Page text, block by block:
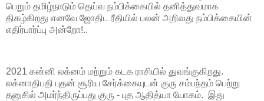
பெறும் தமிழ்நாடும் தெய்வ நம்பிக்கையில் தனித்துவமாக
திகழ்கிறது எனவே ஜோதிட ரீதியில் பலன் அறிவது நம்பிக்கையின்
எதிர்பார்ப்பு அன்றோ!..
2021 கன்னி லக்னம் மற்றும் கடக ராசியில் துவங்குகிறது.
லக்னாதிபதி புதன் சூரிய சேர்க்கையுடன் குரு சம்பந்தம் பெற்று
தனுசில் அமர்ந்திருப்பது குரு - புத ஆதித்யா யோகம். இது